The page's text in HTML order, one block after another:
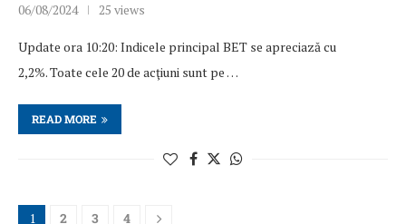
06/08/2024 25 views
Update ora 10:20: Indicele principal BET se apreciază cu
2,2%. Toate cele 20 de acţiuni sunt pe …
READ MORE
1 2 3 4